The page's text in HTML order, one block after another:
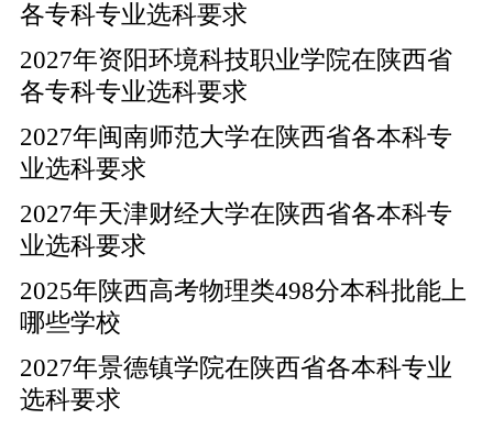
各专科专业选科要求
2027年资阳环境科技职业学院在陕西省
各专科专业选科要求
2027年闽南师范大学在陕西省各本科专
业选科要求
2027年天津财经大学在陕西省各本科专
业选科要求
2025年陕西高考物理类498分本科批能上
哪些学校
2027年景德镇学院在陕西省各本科专业
选科要求